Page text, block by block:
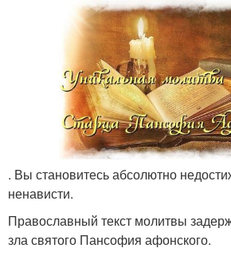
. Вы становитесь абсолютно
ненависти.
Православный текст молитвы
зла святого Пансофия афонского.